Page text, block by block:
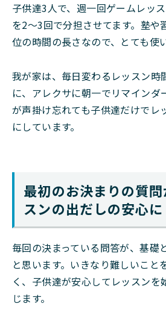
子供達3人で、週一回ゲームレッ
を2〜3回で分担させてます。塾や
位の時間の長さなので、とても使
我が家は、毎日変わるレッスン時
に、アレクサに朝一でリマインダ
が声掛け忘れても子供達だけでレ
にしています。
最初のお決まりの質
スンの出だしの安心に
毎回の決まっている問答が、基礎
と思います。いきなり難しいこと
く、子供達が安心してレッスンを
じます。